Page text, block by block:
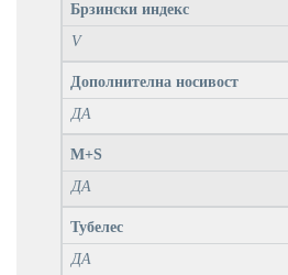
Брзински индекс
V
Дополнителна носивост
ДА
M+S
ДА
Тубелес
ДА